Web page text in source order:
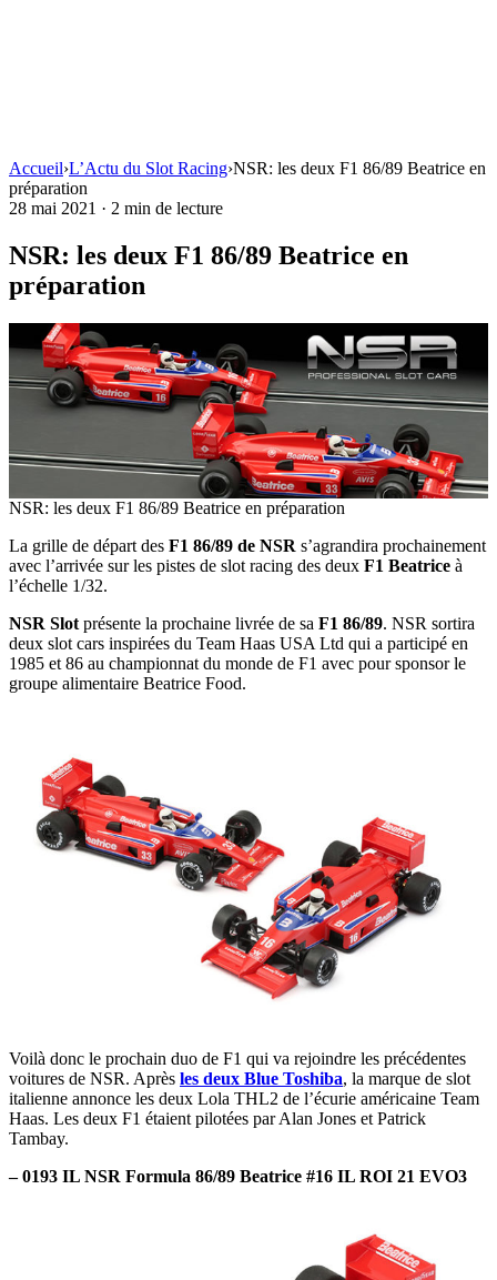
Accueil›L’Actu du Slot Racing›NSR: les deux F1 86/89 Beatrice en
préparation
28 mai 2021 · 2 min de lecture
NSR: les deux F1 86/89 Beatrice en
préparation
NSR: les deux F1 86/89 Beatrice en préparation
La grille de départ des F1 86/89 de NSR s’agrandira prochainement
avec l’arrivée sur les pistes de slot racing des deux F1 Beatrice à
l’échelle 1/32.
NSR Slot présente la prochaine livrée de sa F1 86/89. NSR sortira
deux slot cars inspirées du Team Haas USA Ltd qui a participé en
1985 et 86 au championnat du monde de F1 avec pour sponsor le
groupe alimentaire Beatrice Food.
Voilà donc le prochain duo de F1 qui va rejoindre les précédentes
voitures de NSR. Après les deux Blue Toshiba, la marque de slot
italienne annonce les deux Lola THL2 de l’écurie américaine Team
Haas. Les deux F1 étaient pilotées par Alan Jones et Patrick
Tambay.
– 0193 IL NSR Formula 86/89 Beatrice #16 IL ROI 21 EVO3